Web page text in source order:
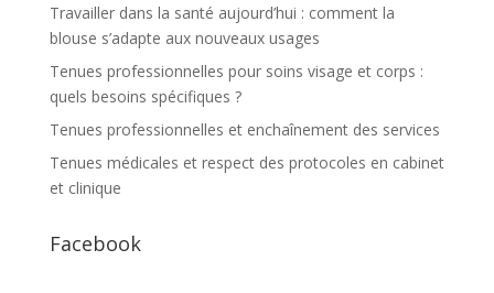
Travailler dans la santé aujourd’hui : comment la
blouse s’adapte aux nouveaux usages
Tenues professionnelles pour soins visage et corps :
quels besoins spécifiques ?
Tenues professionnelles et enchaînement des services
Tenues médicales et respect des protocoles en cabinet
et clinique
Facebook